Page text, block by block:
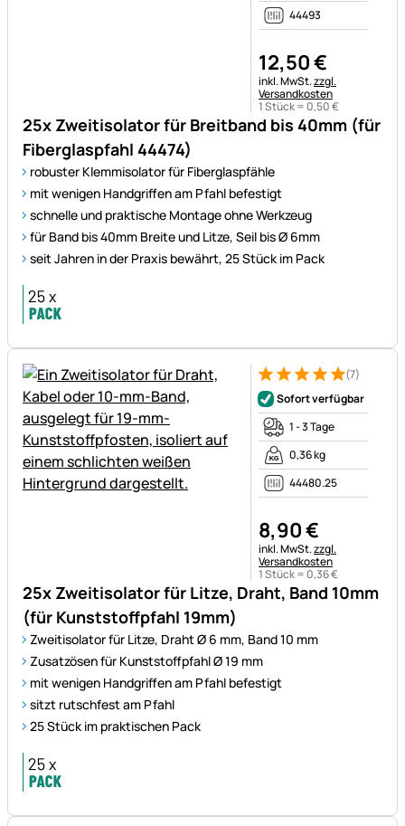
25x Zweitisolator für Breitband bis 40mm (für
Fiberglaspfahl 44474)
robuster Klemmisolator für Fiberglaspfähle
mit wenigen Handgriffen am Pfahl befestigt
schnelle und praktische Montage ohne Werkzeug
für Band bis 40mm Breite und Litze, Seil bis Ø 6mm
seit Jahren in der Praxis bewährt, 25 Stück im Pack
44493
12,50€
Steuerhinweis:
inkl. MwSt.zzgl.
Versandkosten
1 Stück = 0,50€
25x Zweitisolator für Litze, Draht, Band 10mm
(für Kunststoffpfahl 19mm)
Zweitisolator für Litze, Draht Ø 6 mm, Band 10 mm
Zusatzösen für Kunststoffpfahl Ø 19 mm
mit wenigen Handgriffen am Pfahl befestigt
sitzt rutschfest am Pfahl
25 Stück im praktischen Pack
Bewertung: 5 von 5 (7
7 Bewertungen
(7)
Sofort verfügbar
1 - 3 Tage
0,36 kg
44480.25
8,90€
Steuerhinweis:
inkl. MwSt.zzgl.
Versandkosten
1 Stück = 0,36€